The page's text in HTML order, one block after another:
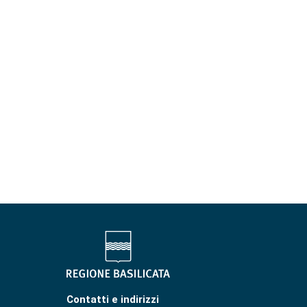
Contatti e indirizzi